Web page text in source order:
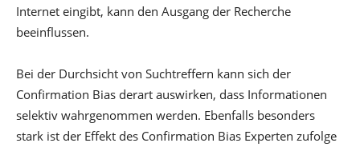
Internet eingibt, kann den Ausgang der Recherche
beeinflussen.
Bei der Durchsicht von Suchtreffern kann sich der
Confirmation Bias derart auswirken, dass Informationen
selektiv wahrgenommen werden. Ebenfalls besonders
stark ist der Effekt des Confirmation Bias Experten zufolge